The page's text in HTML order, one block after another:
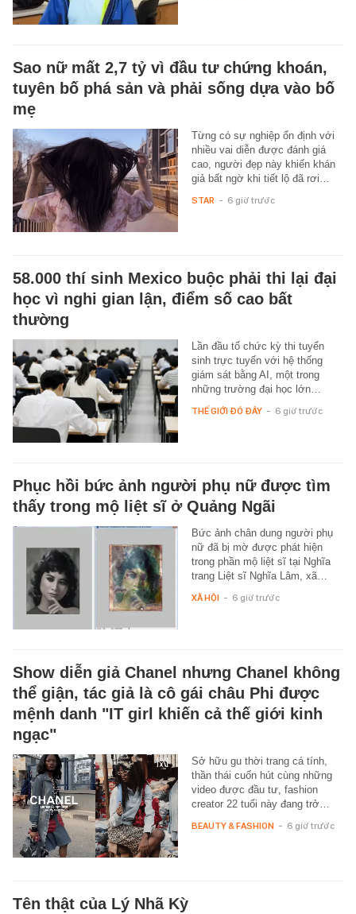
Sao nữ mất 2,7 tỷ vì đầu tư chứng khoán,
tuyên bố phá sản và phải sống dựa vào bố
mẹ
Từng có sự nghiệp ổn định với
nhiều vai diễn được đánh giá
cao, người đẹp này khiến khán
giả bất ngờ khi tiết lộ đã rơi…
STAR - 6 giờ trước
58.000 thí sinh Mexico buộc phải thi lại đại
học vì nghi gian lận, điểm số cao bất
thường
Lần đầu tổ chức kỳ thi tuyển
sinh trực tuyến với hệ thống
giám sát bằng AI, một trong
những trường đại học lớn…
THẾ GIỚI ĐÓ ĐÂY - 6 giờ trước
Phục hồi bức ảnh người phụ nữ được tìm
thấy trong mộ liệt sĩ ở Quảng Ngãi
Bức ảnh chân dung người phụ
nữ đã bị mờ được phát hiện
trong phần mộ liệt sĩ tại Nghĩa
trang Liệt sĩ Nghĩa Lâm, xã…
XÃ HỘI - 6 giờ trước
Show diễn giả Chanel nhưng Chanel không
thể giận, tác giả là cô gái châu Phi được
mệnh danh "IT girl khiến cả thế giới kinh
ngạc"
Sở hữu gu thời trang cá tính,
thần thái cuốn hút cùng những
video được đầu tư, fashion
creator 22 tuổi này đang trở…
BEAUTY & FASHION - 6 giờ trước
Tên thật của Lý Nhã Kỳ